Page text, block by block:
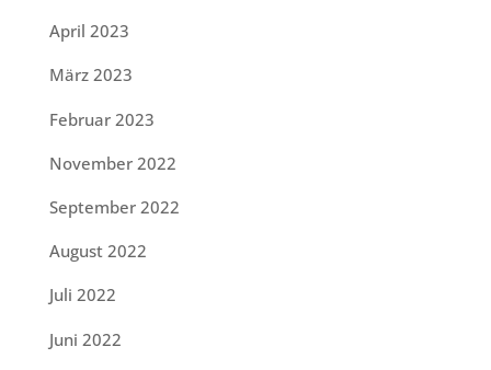
April 2023
März 2023
Februar 2023
November 2022
September 2022
August 2022
Juli 2022
Juni 2022